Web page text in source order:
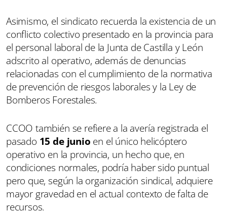
Asimismo, el sindicato recuerda la existencia de un
conflicto colectivo presentado en la provincia para
el personal laboral de la Junta de Castilla y León
adscrito al operativo, además de denuncias
relacionadas con el cumplimiento de la normativa
de prevención de riesgos laborales y la Ley de
Bomberos Forestales.
CCOO también se refiere a la avería registrada el
pasado 15 de junio en el único helicóptero
operativo en la provincia, un hecho que, en
condiciones normales, podría haber sido puntual
pero que, según la organización sindical, adquiere
mayor gravedad en el actual contexto de falta de
recursos.